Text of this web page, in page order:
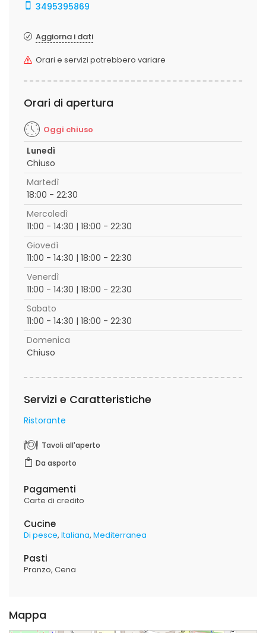
3495395869
Aggiorna i dati
Orari e servizi potrebbero variare
Orari di apertura
Oggi chiuso
Lunedì
Chiuso
Martedì
18:00 - 22:30
Mercoledì
11:00 - 14:30 | 18:00 - 22:30
Giovedì
11:00 - 14:30 | 18:00 - 22:30
Venerdì
11:00 - 14:30 | 18:00 - 22:30
Sabato
11:00 - 14:30 | 18:00 - 22:30
Domenica
Chiuso
Servizi e Caratteristiche
Ristorante
Tavoli all'aperto
Da asporto
Pagamenti
Carte di credito
Cucine
Di pesce Italiana Mediterranea
Pasti
Pranzo Cena
Mappa